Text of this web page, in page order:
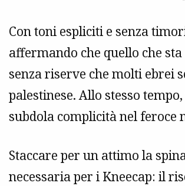
Con toni espliciti e senza
affermando che quello che
senza riserve che molti ebrei
palestinese. Allo stesso
subdola complicità nel feroce
Staccare per un attimo la
necessaria per i Kneecap: il